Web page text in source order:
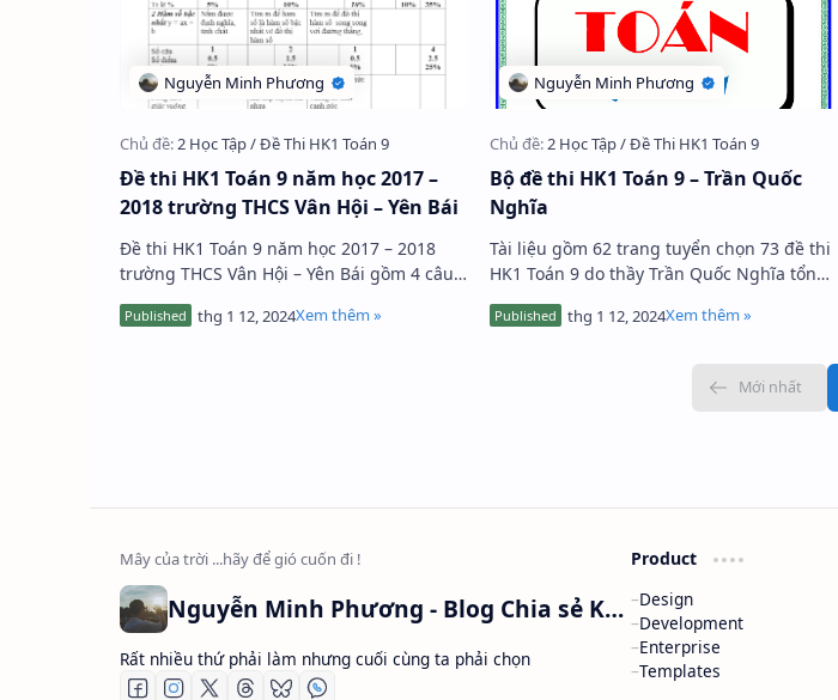
Đề thi HK1 Toán 9 năm học 2017 –
2018 trường THCS Vân Hội – Yên Bái
Đề thi HK1 Toán 9 năm học 2017 – 2018
trường THCS Vân Hội – Yên Bái gồm 4 câu
hỏi trắc nghiệm và 3 câu hỏi tự luận, thời
gian làm bài 90 phút, đề thi…
Bộ đề thi HK1 Toán 9 – Trần Quốc
Nghĩa
Tài liệu gồm 62 trang tuyển chọn 73 đề thi
HK1 Toán 9 do thầy Trần Quốc Nghĩa tổng
hợp và biên soạn, trong đó gồm các đề: +
Đề kiểm tra đại số chương…
Nguyễn Minh Phương - Blog Chia sẻ Kiến thức Chứng khoán & Tài liệu Toán học
Rất nhiều thứ phải làm nhưng cuối cùng ta phải chọn
Product
Design
Development
Enterprise
Templates